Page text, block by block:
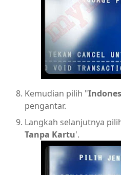
Kemudian pilih "
pengantar.
Langkah selanjutnya
Tanpa Kartu'.